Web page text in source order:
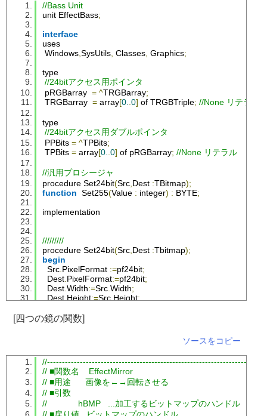
//Bass Unit
unit EffectBass;
interface
uses
Windows,SysUtils, Classes, Graphics;
type
//24bitアクセス用ポインタ
pRGBarray = ^TRGBarray;
TRGBarray = array[0..0] of TRGBTriple; //None リテラル
type
//24bitアクセス用ダブルポインタ
PPBits = ^TPBits;
TPBits = array[0..0] of pRGBarray; //None リテラル
//汎用プロシージャ
procedure Set24bit(Src,Dest :TBitmap);
function Set255(Value : integer) : BYTE;
implementation
/////////
procedure Set24bit(Src,Dest :Tbitmap);
begin
Src.PixelFormat :=pf24bit;
Dest.PixelFormat:=pf24bit;
Dest.Width:=Src.Width;
Dest.Height:=Src.Height;
if Value>=255 then
Result:=255
else if Value<=0 then
Result:=
else Result
end
end.
[四つの鏡の関数]
ソースをコピー
// ■関数名    EffectMirror
// ■用途      画像を←→回転させる
// ■引数
//             hBMP   ...加工するビットマップのハンドル